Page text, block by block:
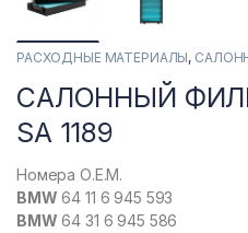
РАСХОДНЫЕ МАТЕРИАЛЫ,
САЛОННЫЙ
SA 1189
Номера О.Е.М.
BMW 64 11 6 945 593
BMW 64 31 6 945 586